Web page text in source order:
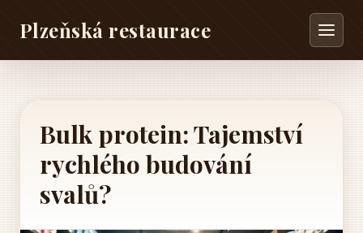
Plzeňská restaurace
Bulk protein: Tajemství
rychlého budování
svalů?